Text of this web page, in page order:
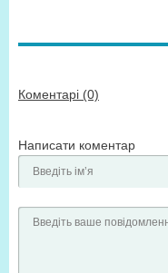
Коментарі (0)
Написати коментар